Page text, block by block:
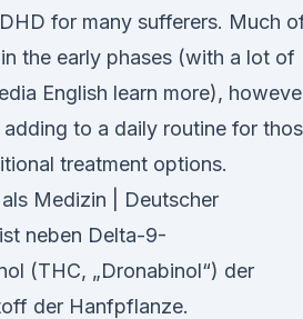
for many sufferers. Much
the early phases (with a lot of
English learn more),
to a daily routine for
treatment options.
Medizin | Deutscher
neben Delta-9-
(THC, „Dronabinol“) der
der Hanfpflanze.